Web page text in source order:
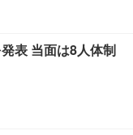
表 当面は8人体制